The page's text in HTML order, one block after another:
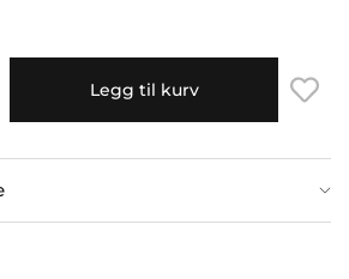
Legg til kurv